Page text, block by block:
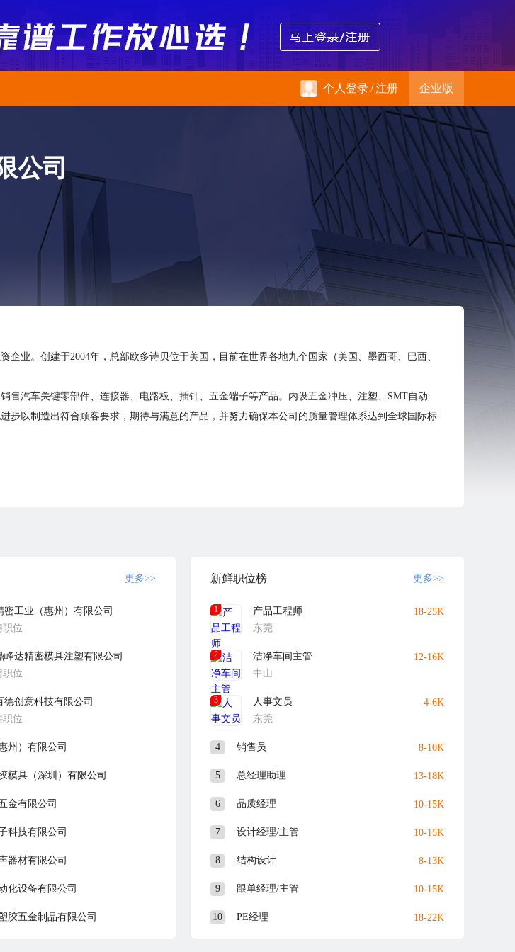
个人登录/注册 企业版
公司
业。创建于2004年，总部欧多诗贝位于美国，目前在世界各地九个国家（美国、墨西哥、巴西、
汽车关键零部件、连接器、电路板、插针、五金端子等产品。内设五金冲压、注塑、SMT自动
以制造出符合顾客要求，期待与满意的产品，并努力确保本公司的质量管理体系达到全球国际标
上班8H,包食宿。
举行聚餐抽奖活动。
下的联系方式与本公司联系，本公司不会用手机或者小灵通的方式联系求职者，也不会在本公司
更多>>
密工业（惠州）有限公司
职位
峰达精密模具注塑有限公司
职位
德创意科技有限公司
职位
州）有限公司
模具（深圳）有限公司
金有限公司
科技有限公司
器材有限公司
化设备有限公司
胶五金制品有限公司
新鲜职位榜 更多>>
1
产品工程师
东莞
18-25K
2
洁净车间主管
中山
12-16K
3
人事文员
东莞
4-6K
4 销售员 8-10K
5 总经理助理 13-18K
6 品质经理 10-15K
7 设计经理/主管 10-15K
8 结构设计 8-13K
9 跟单经理/主管 10-15K
10 PE经理 18-22K